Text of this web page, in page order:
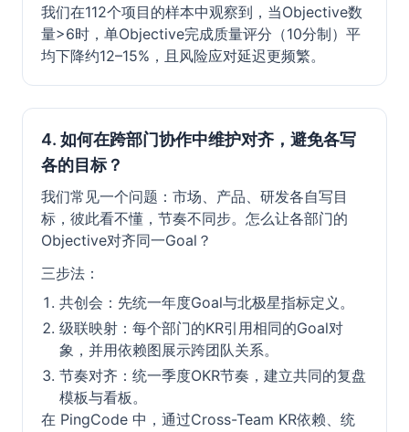
我们在112个项目的样本中观察到，当Objective数
量>6时，单Objective完成质量评分（10分制）平
均下降约12–15%，且风险应对延迟更频繁。
4. 如何在跨部门协作中维护对齐，避免各写
各的目标？
我们常见一个问题：市场、产品、研发各自写目
标，彼此看不懂，节奏不同步。怎么让各部门的
Objective对齐同一Goal？
三步法：
共创会：先统一年度Goal与北极星指标定义。
级联映射：每个部门的KR引用相同的Goal对
象，并用依赖图展示跨团队关系。
节奏对齐：统一季度OKR节奏，建立共同的复盘
模板与看板。
在 PingCode 中，通过Cross-Team KR依赖、统